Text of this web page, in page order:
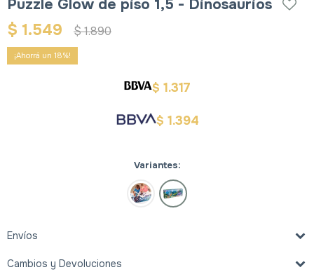
Puzzle Glow de piso 1,5 - Dinosaurios
$ 1.549 $1.890
18
$ 1.317
$ 1.394
Variantes:
Envíos
Cambios y Devoluciones